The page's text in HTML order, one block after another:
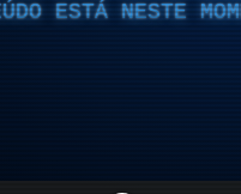
ESTÁ NESTE